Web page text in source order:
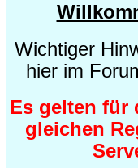
Wichtiger
hier im
Es gelten für
gleichen